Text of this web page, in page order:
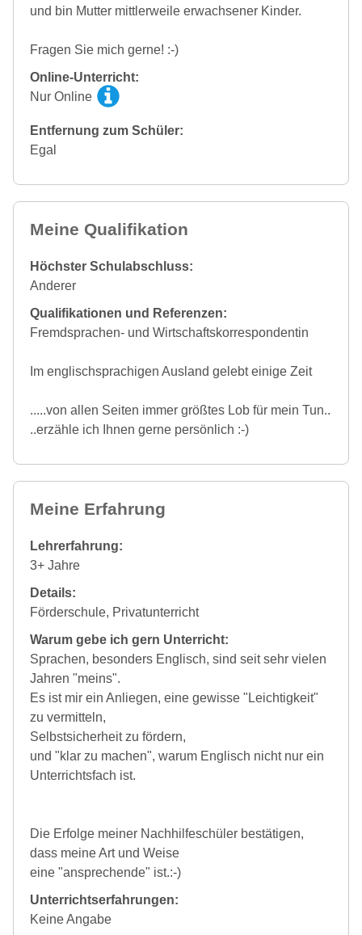
und bin Mutter mittlerweile erwachsener Kinder.
Fragen Sie mich gerne! :-)
Online-Unterricht:
Nur Online
Entfernung zum Schüler:
Egal
Meine Qualifikation
Höchster Schulabschluss:
Anderer
Qualifikationen und Referenzen:
Fremdsprachen- und Wirtschaftskorrespondentin
Im englischsprachigen Ausland gelebt einige Zeit
.....von allen Seiten immer größtes Lob für mein Tun..
..erzähle ich Ihnen gerne persönlich :-)
Meine Erfahrung
Lehrerfahrung:
3+ Jahre
Details:
Förderschule, Privatunterricht
Warum gebe ich gern Unterricht:
Sprachen, besonders Englisch, sind seit sehr vielen
Jahren "meins".
Es ist mir ein Anliegen, eine gewisse "Leichtigkeit"
zu vermitteln,
Selbstsicherheit zu fördern,
und "klar zu machen", warum Englisch nicht nur ein
Unterrichtsfach ist.
Die Erfolge meiner Nachhilfeschüler bestätigen,
dass meine Art und Weise
eine "ansprechende" ist.:-)
Unterrichtserfahrungen:
Keine Angabe